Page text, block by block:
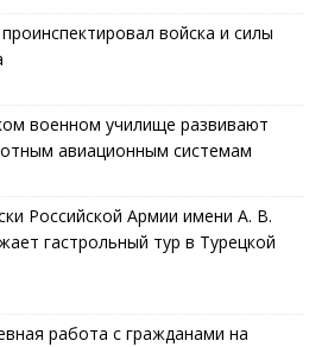
войска и силы
военном училище развивают
авиационным системам
Российской Армии имени А. В.
гастрольный тур в Турецкой
работа с гражданами на